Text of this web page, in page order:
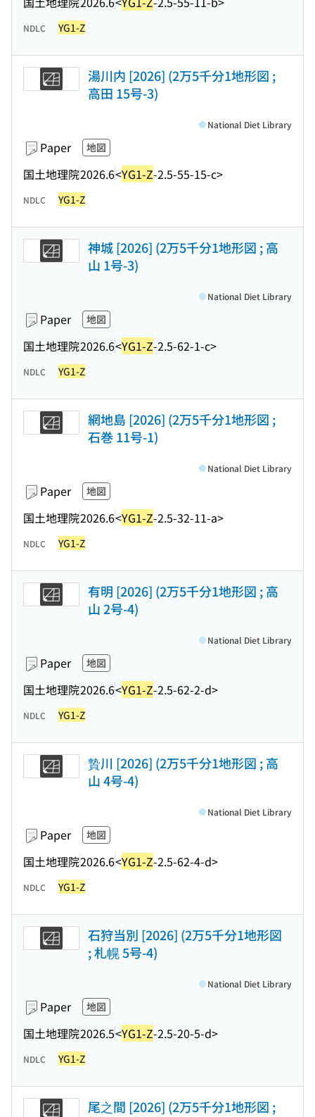
NDLC YG1-Z
湯川内 [2026] (2万5千分1地形図 ;
高田 15号-3)
Paper 地図
国土地理院2026.6<YG1-Z-2.5-55-15-c>
National Diet Library
NDLC YG1-Z
神城 [2026] (2万5千分1地形図 ; 高
山 1号-3)
Paper 地図
国土地理院2026.6<YG1-Z-2.5-62-1-c>
National Diet Library
NDLC YG1-Z
網地島 [2026] (2万5千分1地形図 ;
石巻 11号-1)
Paper 地図
国土地理院2026.6<YG1-Z-2.5-32-11-a>
National Diet Library
NDLC YG1-Z
有明 [2026] (2万5千分1地形図 ; 高
山 2号-4)
Paper 地図
国土地理院2026.6<YG1-Z-2.5-62-2-d>
National Diet Library
NDLC YG1-Z
贄川 [2026] (2万5千分1地形図 ; 高
山 4号-4)
Paper 地図
国土地理院2026.6<YG1-Z-2.5-62-4-d>
National Diet Library
NDLC YG1-Z
石狩当別 [2026] (2万5千分1地形図
; 札幌 5号-4)
Paper 地図
国土地理院2026.5<YG1-Z-2.5-20-5-d>
National Diet Library
NDLC YG1-Z
尾之間 [2026] (2万5千分1地形図 ;